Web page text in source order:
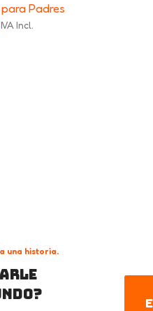
Padres
IVA Incl.
una historia.